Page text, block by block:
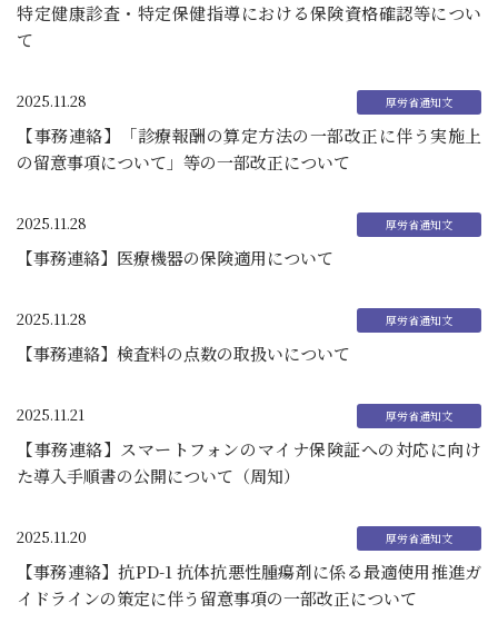
特定健康診査・特定保健指導における保険資格確認等につい
て
2025.11.28
【事務連絡】「診療報酬の算定方法の一部改正に伴う実施上
の留意事項について」等の一部改正について
2025.11.28
【事務連絡】医療機器の保険適用について
2025.11.28
【事務連絡】検査料の点数の取扱いについて
2025.11.21
【事務連絡】スマートフォンのマイナ保険証への対応に向け
た導入手順書の公開について（周知）
2025.11.20
【事務連絡】抗PD-1 抗体抗悪性腫瘍剤に係る最適使用推進ガ
イドラインの策定に伴う留意事項の一部改正について